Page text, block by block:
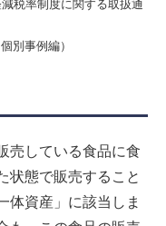
税率制度に関する取扱通
別事例編）
売している食品に食
状態で販売すること
体資産」に該当しま